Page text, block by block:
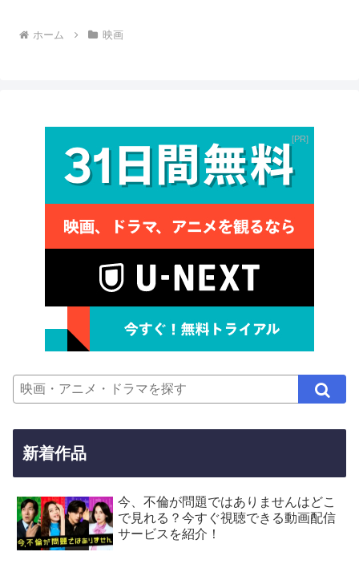
ホーム 映画
PR
新着作品
今、不倫が問題ではありませんはどこ
で見れる？今すぐ視聴できる動画配信
サービスを紹介！